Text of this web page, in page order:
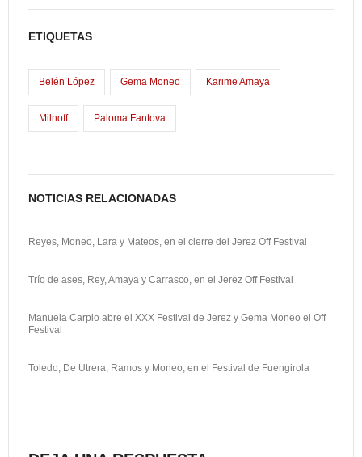
k
o
n
a
r
ETIQUETAS
Belén López Gema Moneo Karime Amaya
Milnoff Paloma Fantova
NOTICIAS RELACIONADAS
Reyes, Moneo, Lara y Mateos, en el cierre del Jerez Off Festival
Trío de ases, Rey, Amaya y Carrasco, en el Jerez Off Festival
Manuela Carpio abre el XXX Festival de Jerez y Gema Moneo el Off
Festival
Toledo, De Utrera, Ramos y Moneo, en el Festival de Fuengirola